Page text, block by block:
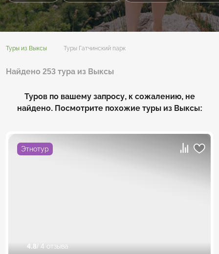
Туры из Выксы Туры Гатчинский парк
Найдено 253 тура из Выксы
Туров по вашему запросу, к сожалению, не
найдено. Посмотрите похожие туры из Выксы:
Этнотур
4.8/ 4 отзыва